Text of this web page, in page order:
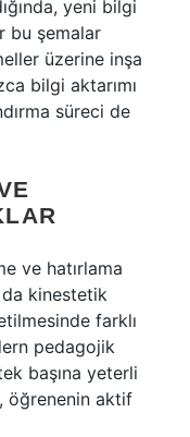
yeni bilgi
bu şemalar
üzerine inşa
bilgi aktarımı
süreci de
ve hatırlama
da kinestetik
farklı
pedagojik
başına yeterli
öğrenenin aktif